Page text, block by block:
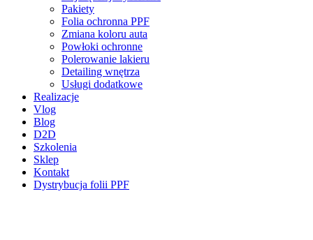
Pakiety
Folia ochronna PPF
Zmiana koloru auta
Powłoki ochronne
Polerowanie lakieru
Detailing wnętrza
Usługi dodatkowe
Realizacje
Vlog
Blog
D2D
Szkolenia
Sklep
Kontakt
Dystrybucja folii PPF